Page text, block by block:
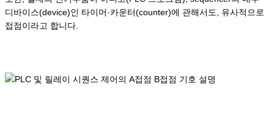
디바이스(device)인 타이머·카운터(counter)에 관해서도, 유사적으로
접점이라고 합니다.